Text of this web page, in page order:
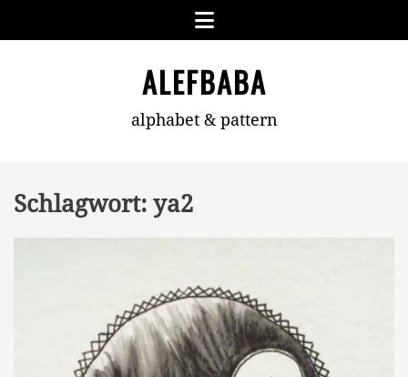
Menu
ALEFBABA
alphabet & pattern
Schlagwort: ya2